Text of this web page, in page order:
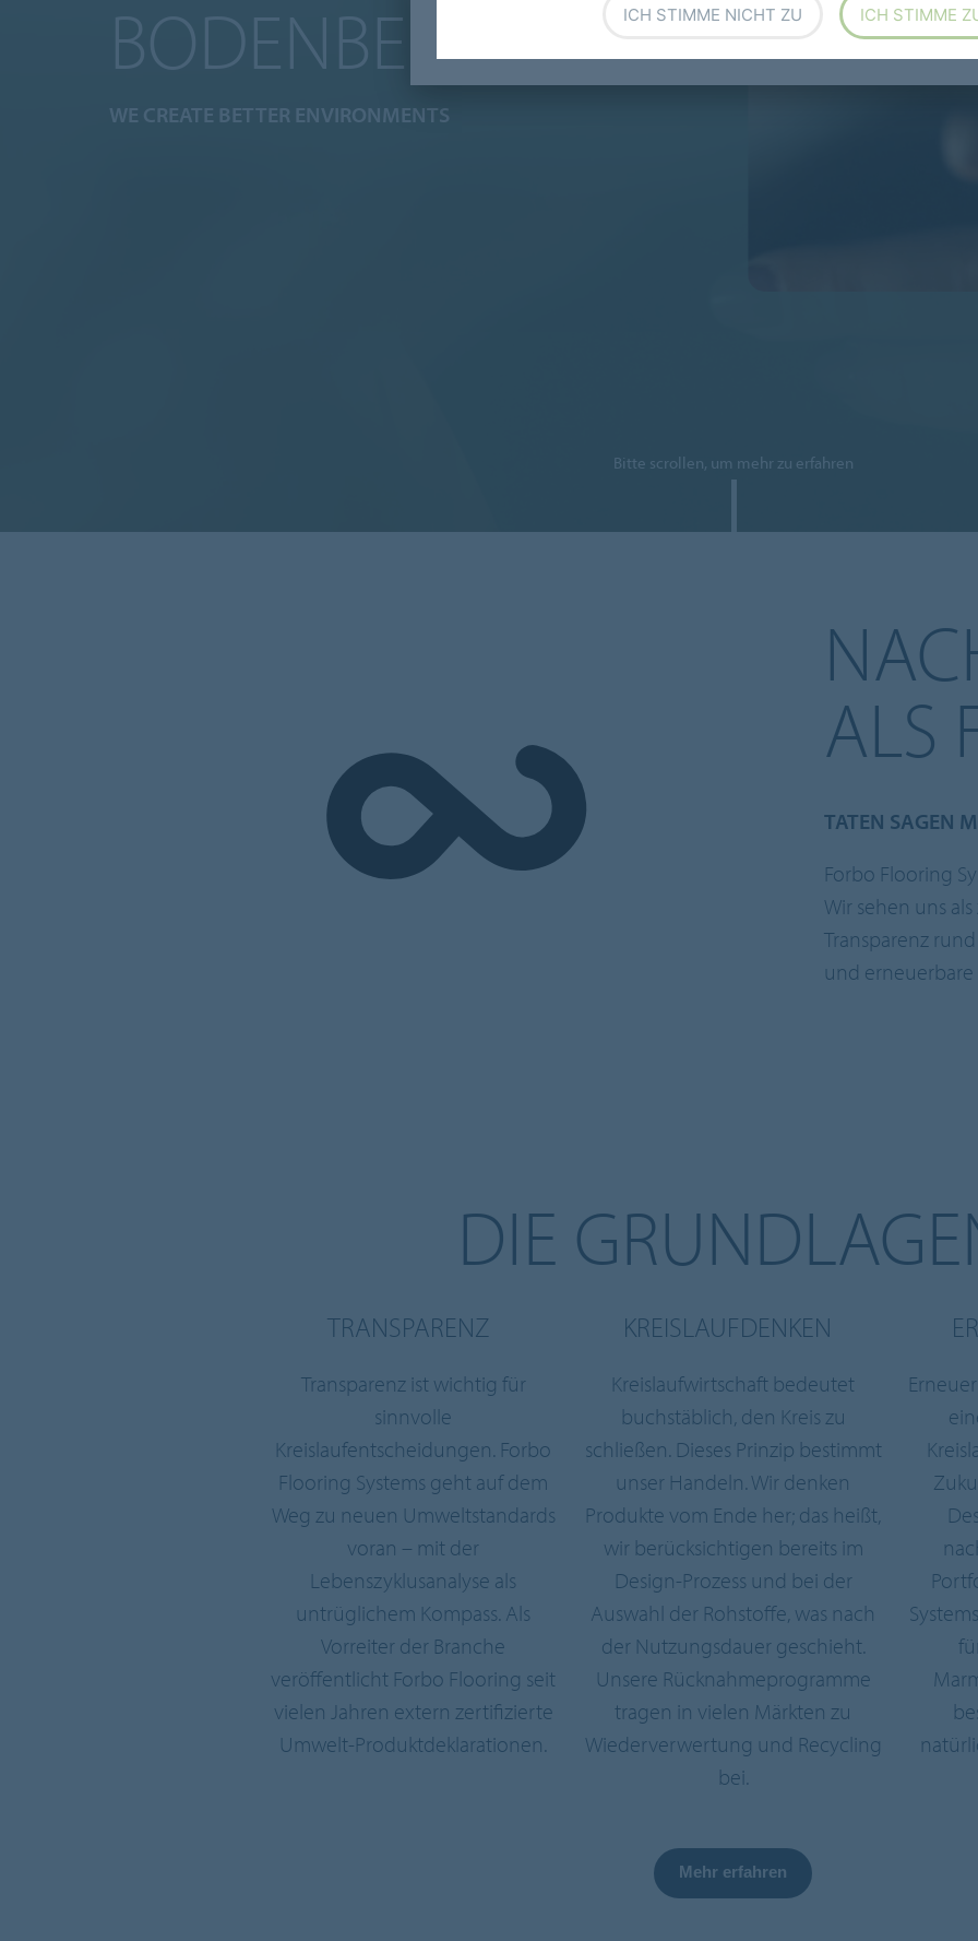
BODENBELÄGE
WE CREATE BETTER ENVIRONMENTS
Bitte scrollen, um mehr zu erfahren
ALS
TATEN SAGEN
Forbo Flooring
Wir sehen uns
Transparenz
und
DIE
TRANSPARENZ
Transparenz ist wichtig für
sinnvolle
Kreislaufentscheidungen. Forbo
Flooring Systems geht auf dem
Weg zu neuen Umweltstandards
voran – mit der
Lebenszyklusanalyse als
untrüglichem Kompass. Als
Vorreiter der Branche
veröffentlicht Forbo Flooring seit
vielen Jahren extern zertifizierte
Umwelt-Produktdeklarationen.
KREISLAUFDENKEN
Kreislaufwirtschaft bedeutet
buchstäblich, den Kreis zu
schließen. Dieses Prinzip bestimmt
unser Handeln. Wir denken
Produkte vom Ende her; das heißt,
wir berücksichtigen bereits im
Design-Prozess und bei der
Auswahl der Rohstoffe, was nach
der Nutzungsdauer geschieht.
Unsere Rücknahmeprogramme
tragen in vielen Märkten zu
Wiederverwertung und Recycling
bei.
Mehr erfahren
ICH STIMME NICHT ZU ICH STIMME